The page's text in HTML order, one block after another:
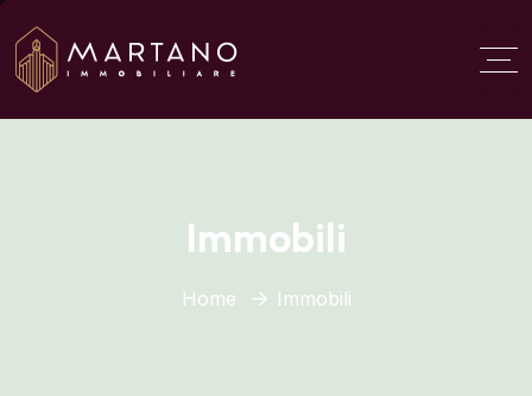
Aggiungi qui il testo del
titolo
Immobili
Home Immobili